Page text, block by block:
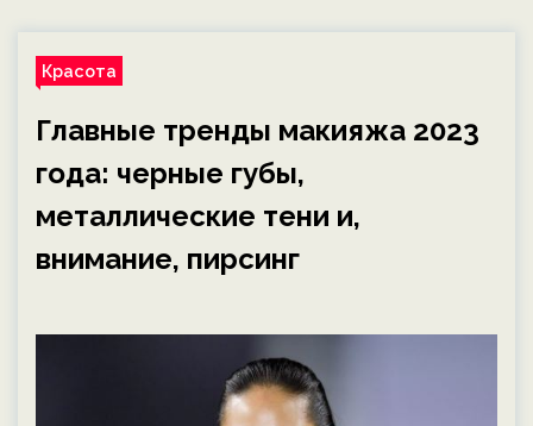
Красота
Главные тренды макияжа 2023
года: черные губы,
металлические тени и,
внимание, пирсинг